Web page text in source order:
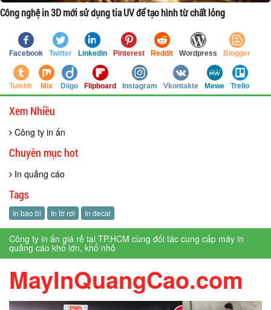
Công nghệ in 3D mới sử dụng tia UV để tạo hình từ chất lỏng
Facebook Twitter Linkedin Pinterest Reddit Wordpress Blogger
Tumblr Mix Diigo Flipboard Instagram Vkontakte Mewe Trello
Xem Nhiều
Công ty in ấn
Chuyên mục hot
In quảng cáo
Tags
In bao bì In tờ rơi In decal
Công ty in ấn giá rẻ tại TP.HCM cùng đối tác cung cấp máy in
quảng cáo khổ lớn, khổ nhỏ
MayInQuangCao.com